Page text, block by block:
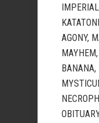
AGONY,
BANANA,